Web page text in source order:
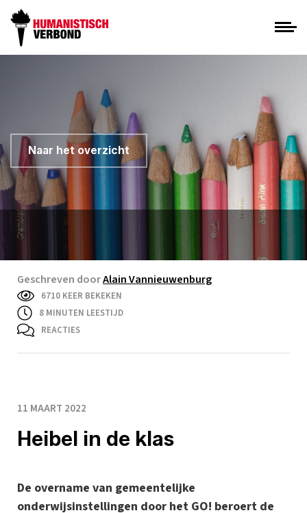
Naar het overzicht
Geschreven doorAlain Vannieuwenburg
6710 KEER BEKEKEN
8 MINUTEN LEESTIJD
REACTIES
11 MAART 2022
Heibel in de klas
De overname van gemeentelijke
onderwijsinstellingen door het GO! beroert de